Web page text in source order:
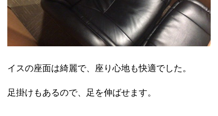
イスの座面は綺麗で、座り心地も快適でした。
足掛けもあるので、足を伸ばせます。